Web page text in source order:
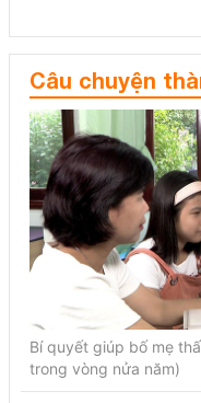
Câu chuyện
Bí quyết giúp bố mẹ
trong vòng nửa năm)